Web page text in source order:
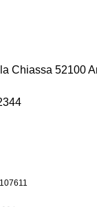
Chiassa 52100